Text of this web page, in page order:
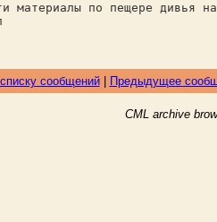
материалы по пещере дивья
сообщений| Предыдущее
CML archive